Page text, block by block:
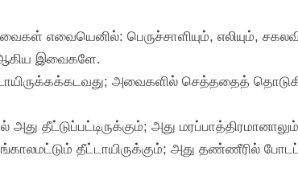
எவையெனில்: பெருச்சாளியும், எலியும்,
ஆகிய இவைகளே.
அவைகளில் செத்ததைத்
தீட்டுப்பட்டிருக்கும்; அது
தீட்டாயிருக்கும்; அது தண்ணீரில்